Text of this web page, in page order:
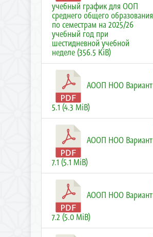
учебный график для ООП
среднего общего образования
по семестрам на 2025/26
учебный год при
шестидневной учебной
неделе (356.5 KiB)
АООП НОО Вариант
5.1 (4.3 MiB)
АООП НОО Вариант
7.1 (5.1 MiB)
АООП НОО Вариант
7.2 (5.0 MiB)